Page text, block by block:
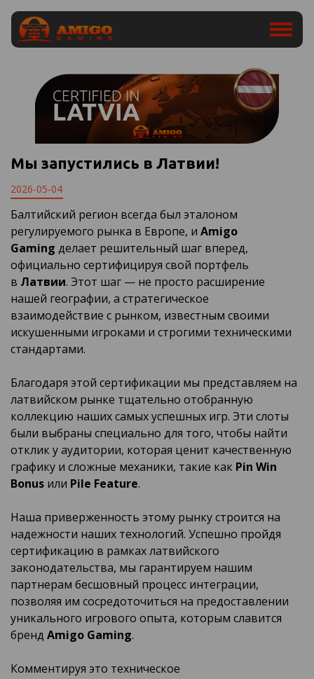
Мы запустились в Латвии!
2026-05-04
Балтийский регион всегда был эталоном
регулируемого рынка в Европе, и Amigo
Gaming делает решительный шаг вперед,
официально сертифицируя свой портфель
в Латвии. Этот шаг — не просто расширение
нашей географии, а стратегическое
взаимодействие с рынком, известным своими
искушенными игроками и строгими техническими
стандартами.
Благодаря этой сертификации мы представляем на
латвийском рынке тщательно отобранную
коллекцию наших самых успешных игр. Эти слоты
были выбраны специально для того, чтобы найти
отклик у аудитории, которая ценит качественную
графику и сложные механики, такие как Pin Win
Bonus или Pile Feature.
Наша приверженность этому рынку строится на
надежности наших технологий. Успешно пройдя
сертификацию в рамках латвийского
законодательства, мы гарантируем нашим
партнерам бесшовный процесс интеграции,
позволяя им сосредоточиться на предоставлении
уникального игрового опыта, которым славится
бренд Amigo Gaming.
Комментируя это техническое